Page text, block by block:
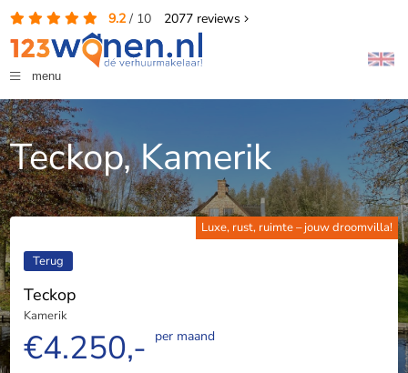
9.2/ 10 2077reviews
menu
Teckop, Kamerik
Luxe, rust, ruimte – jouw droomvilla!
Terug
Teckop
Kamerik
€4.250,- per maand